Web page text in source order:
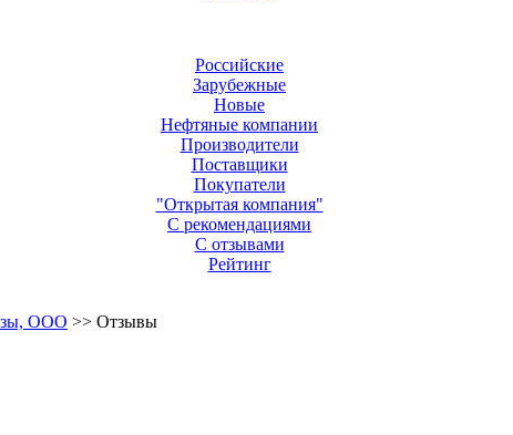
Российские
Зарубежные
Новые
Нефтяные компании
Производители
Поставщики
Покупатели
"Открытая компания"
С рекомендациями
С отзывами
Рейтинг
ООО >> Отзывы